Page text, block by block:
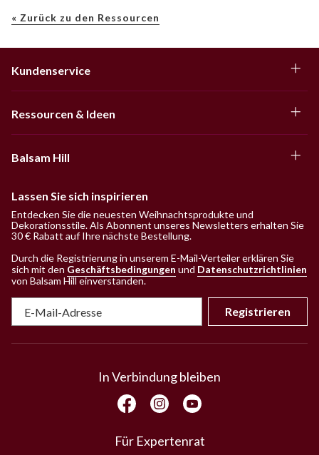
« Zurück zu den Ressourcen
Kundenservice
Ressourcen & Ideen
Balsam Hill
Lassen Sie sich inspirieren
Entdecken Sie die neuesten Weihnachtsprodukte und
Dekorationsstile. Als Abonnent unseres Newsletters erhalten Sie
30 € Rabatt auf Ihre nächste Bestellung.
Durch die Registrierung in unserem E-Mail-Verteiler erklären Sie
sich mit den Geschäftsbedingungen und Datenschutzrichtlinien
von Balsam Hill einverstanden.
Registrieren
In Verbindung bleiben
Für Expertenrat